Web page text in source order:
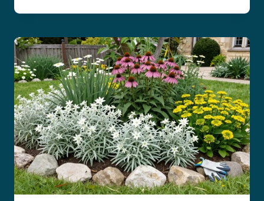
UN
DE
VÉGÉTAUX
PARKSIDE
POUR
ENTRETENIR
SON
JARDIN
?